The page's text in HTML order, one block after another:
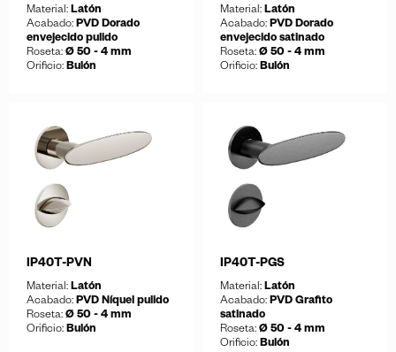
Material: Latón
Acabado: PVD Dorado
envejecido pulido
Roseta: Ø 50 - 4 mm
Orificio: Bulón
Material: Latón
Acabado: PVD Dorado
envejecido satinado
Roseta: Ø 50 - 4 mm
Orificio: Bulón
IP40T-PVN
Material: Latón
Acabado: PVD Níquel pulido
Roseta: Ø 50 - 4 mm
Orificio: Bulón
IP40T-PGS
Material: Latón
Acabado: PVD Grafito
satinado
Roseta: Ø 50 - 4 mm
Orificio: Bulón